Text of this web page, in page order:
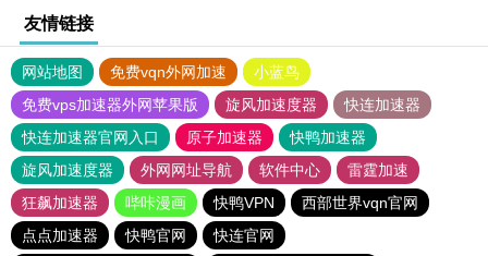
友情链接
网站地图 免费vqn外网加速
小蓝鸟
免费vps加速器外网苹果版
旋风加速度器
快连加速器
快连加速器官网入口
原子加速器
快鸭加速器
旋风加速度器
外网网址导航 软件中心
雷霆加速
狂飙加速器
哔咔漫画 快鸭VPN
西部世界vqn官网
点点加速器
快鸭官网
快连官网